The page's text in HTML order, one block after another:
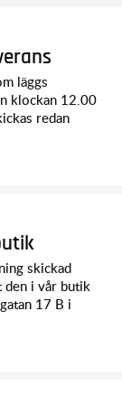
läggs
klockan 12.00
redan
skickad
den i vår butik
17 B i